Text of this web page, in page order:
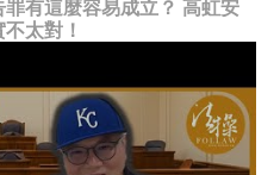
有這麼容易成立？ 高虹安
太對！